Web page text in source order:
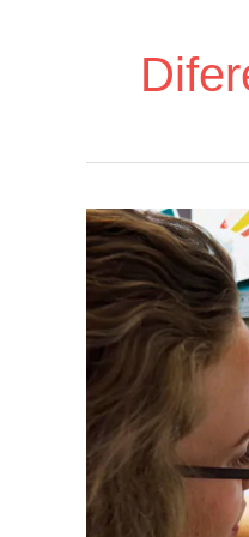
Diferenciais
Exclusivos:
O
Que
Nos
Torna
Únicos